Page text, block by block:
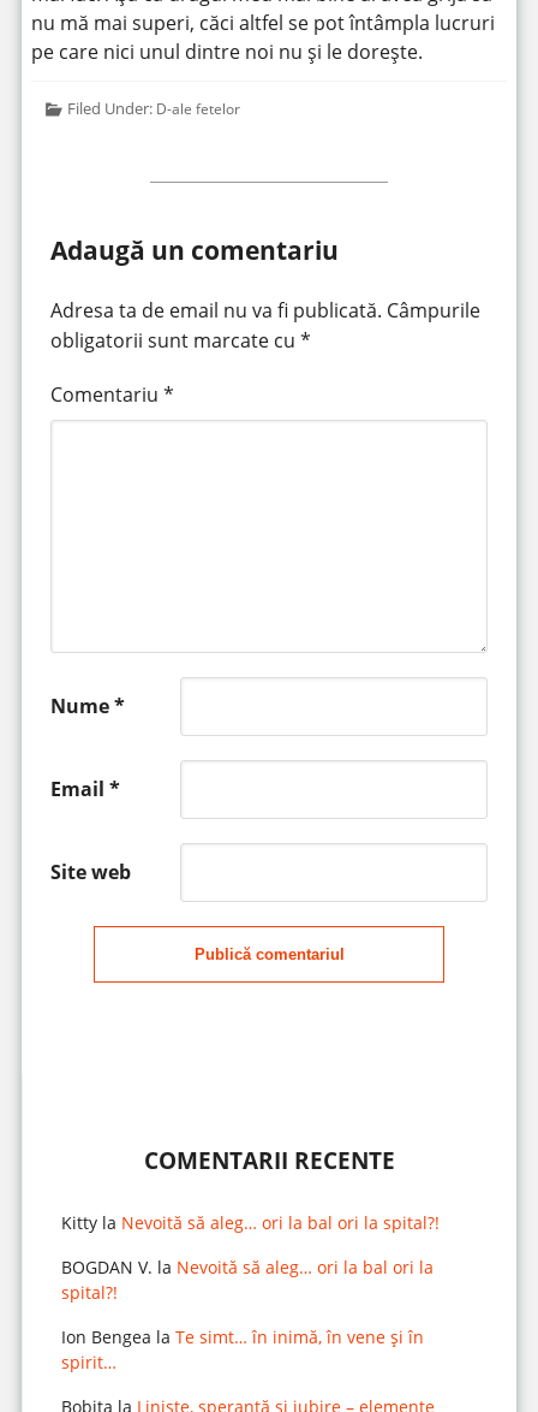
nu mă mai superi, căci altfel se pot întâmpla lucruri
pe care nici unul dintre noi nu și le dorește.
Filed Under: D-ale fetelor
Adaugă un comentariu
Adresa ta de email nu va fi publicată. Câmpurile
obligatorii sunt marcate cu *
Comentariu *
Nume*
Email *
Site web
Publică comentariul
COMENTARII RECENTE
Kittyla Nevoită să aleg… ori la bal ori la spital?!
BOGDAN V. la Nevoită să aleg… ori la bal ori la
spital?!
Ion Bengea la Te simt… în inimă, în vene și în
spirit…
Bobita la Liniște, speranță și iubire – elemente